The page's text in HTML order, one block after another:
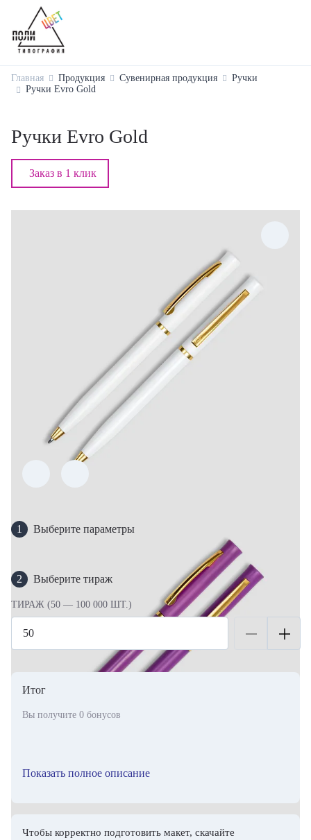
Главная Продукция Сувенирная продукция
Ручки
Ручки Evro Gold
Ручки Evro Gold
Заказ в 1 клик
1 Выберите параметры
2 Выберите тираж
ТИРАЖ (50 — 100 000 ШТ.)
Итог
Вы получите 0 бонусов
Показать полное описание
Чтобы корректно подготовить макет, скачайте